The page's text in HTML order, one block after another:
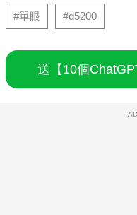
#單眼 #d5200
送【10個